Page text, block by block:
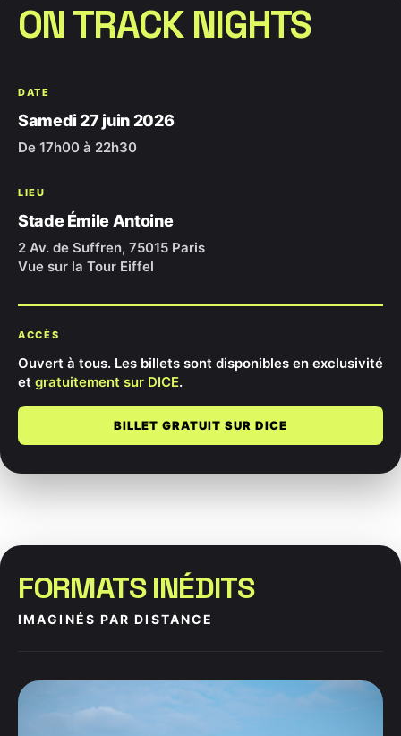
ON TRACK NIGHTS
DATE
Samedi 27 juin 2026
De 17h00 à 22h30
LIEU
Stade Émile Antoine
2 Av. de Suffren, 75015 Paris
Vue sur la Tour Eiffel
ACCÈS
Ouvert à tous. Les billets sont disponibles en exclusivité
et gratuitement sur DICE.
BILLET GRATUIT SUR DICE
FORMATS INÉDITS
IMAGINÉS PAR DISTANCE